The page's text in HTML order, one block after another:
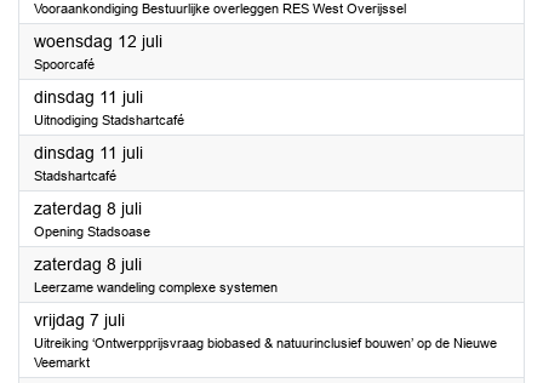
Vooraankondiging Bestuurlijke overleggen RES West Overijssel
woensdag 12 juli2023
Spoorcafé
dinsdag 11 juli2023
Uitnodiging Stadshartcafé
dinsdag 11 juli2023
Stadshartcafé
zaterdag 8 juli2023
Opening Stadsoase
zaterdag 8 juli2023
Leerzame wandeling complexe systemen
vrijdag 7 juli2023
Uitreiking ‘Ontwerpprijsvraag biobased & natuurinclusief bouwen’ op de Nieuwe
Veemarkt